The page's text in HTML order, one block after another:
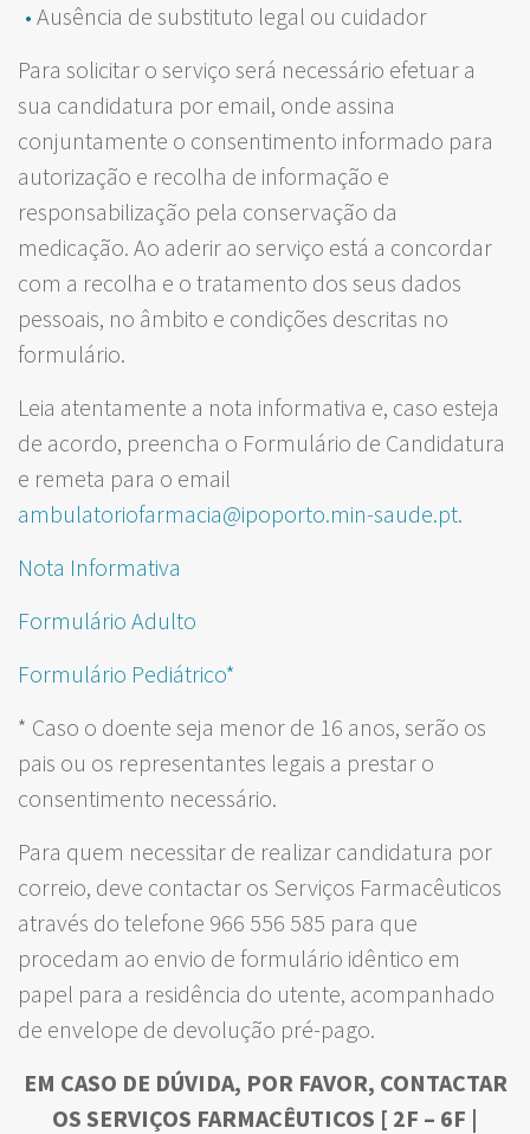
Ausência de substituto legal ou cuidador
Para solicitar o serviço será necessário efetuar a
sua candidatura por email, onde assina
conjuntamente o consentimento informado para
autorização e recolha de informação e
responsabilização pela conservação da
medicação. Ao aderir ao serviço está a concordar
com a recolha e o tratamento dos seus dados
pessoais, no âmbito e condições descritas no
formulário.
Leia atentamente a nota informativa e, caso esteja
de acordo, preencha o Formulário de Candidatura
e remeta para o email
ambulatoriofarmacia@ipoporto.min-saude.pt.
Nota Informativa
Formulário Adulto
Formulário Pediátrico*
* Caso o doente seja menor de 16 anos, serão os
pais ou os representantes legais a prestar o
consentimento necessário.
Para quem necessitar de realizar candidatura por
correio, deve contactar os Serviços Farmacêuticos
através do telefone 966 556 585 para que
procedam ao envio de formulário idêntico em
papel para a residência do utente, acompanhado
de envelope de devolução pré-pago.
EM CASO DE DÚVIDA, POR FAVOR, CONTACTAR
OS SERVIÇOS FARMACÊUTICOS [ 2F – 6F |